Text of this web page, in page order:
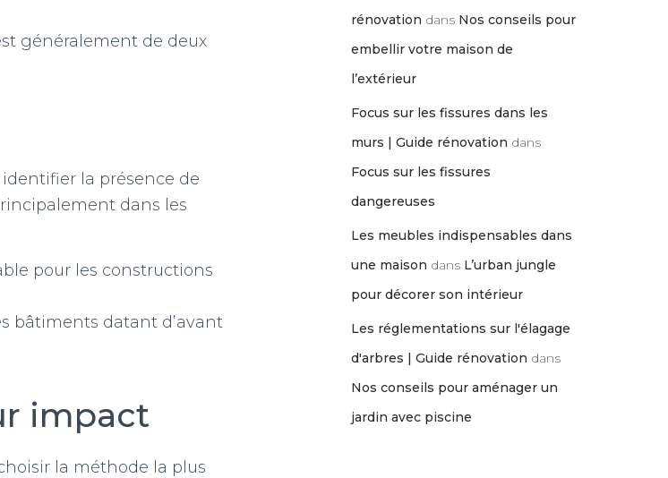
généralement de deux
la présence de
dans les
pour les constructions
bâtiments datant d’avant
impact
la méthode la plus
rénovation dans Nos conseils pour
embellir votre maison de
l’extérieur
Focus sur les fissures dans les
murs | Guide rénovation dans
Focus sur les fissures
dangereuses
Les meubles indispensables dans
une maison dans L’urban jungle
pour décorer son intérieur
Les réglementations sur l'élagage
d'arbres | Guide rénovation dans
Nos conseils pour aménager un
jardin avec piscine